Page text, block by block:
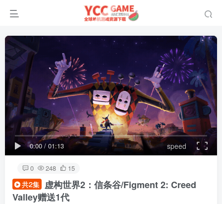
0:00 /01:13 speed
0 248 15
共2集 虚构世界2：信条谷/Figment 2: Creed
Valley赠送1代